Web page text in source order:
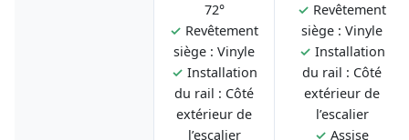
72°
✓ Revêtement
siège : Vinyle
✓ Installation
du rail : Côté
extérieur de
l’escalier
✓ Revêtement
siège : Vinyle
✓ Installation
du rail : Côté
extérieur de
l’escalier
✓ Assise